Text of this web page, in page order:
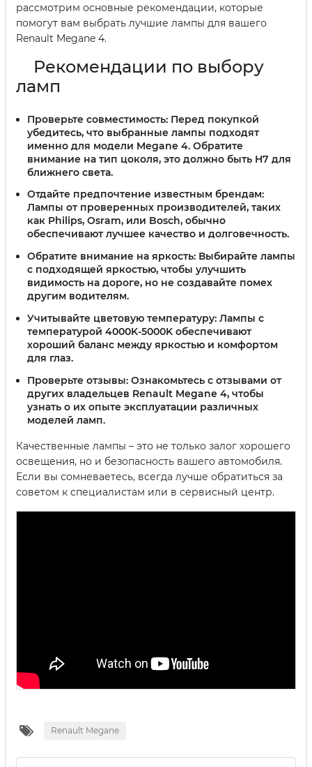
рассмотрим основные рекомендации, которые
помогут вам выбрать лучшие лампы для вашего
Renault Megane 4.
Рекомендации по выбору
ламп
Проверьте совместимость: Перед покупкой
убедитесь, что выбранные лампы подходят
именно для модели Megane 4. Обратите
внимание на тип цоколя, это должно быть H7 для
ближнего света.
Отдайте предпочтение известным брендам:
Лампы от проверенных производителей, таких
как Philips, Osram, или Bosch, обычно
обеспечивают лучшее качество и долговечность.
Обратите внимание на яркость: Выбирайте лампы
с подходящей яркостью, чтобы улучшить
видимость на дороге, но не создавайте помех
другим водителям.
Учитывайте цветовую температуру: Лампы с
температурой 4000K-5000K обеспечивают
хороший баланс между яркостью и комфортом
для глаз.
Проверьте отзывы: Ознакомьтесь с отзывами от
других владельцев Renault Megane 4, чтобы
узнать о их опыте эксплуатации различных
моделей ламп.
Качественные лампы – это не только залог хорошего
освещения, но и безопасность вашего автомобиля.
Если вы сомневаетесь, всегда лучше обратиться за
советом к специалистам или в сервисный центр.
Renault Megane